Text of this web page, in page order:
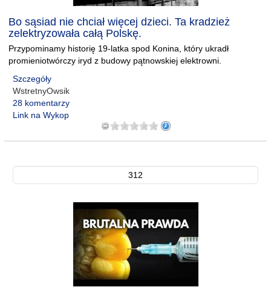
Bo sąsiad nie chciał więcej dzieci. Ta kradzież
zelektryzowała całą Polskę.
Przypominamy historię 19-latka spod Konina, który ukradł
promieniotwórczy iryd z budowy pątnowskiej elektrowni.
Szczegóły
WstretnyOwsik
28 komentarzy
Link na Wykop
312